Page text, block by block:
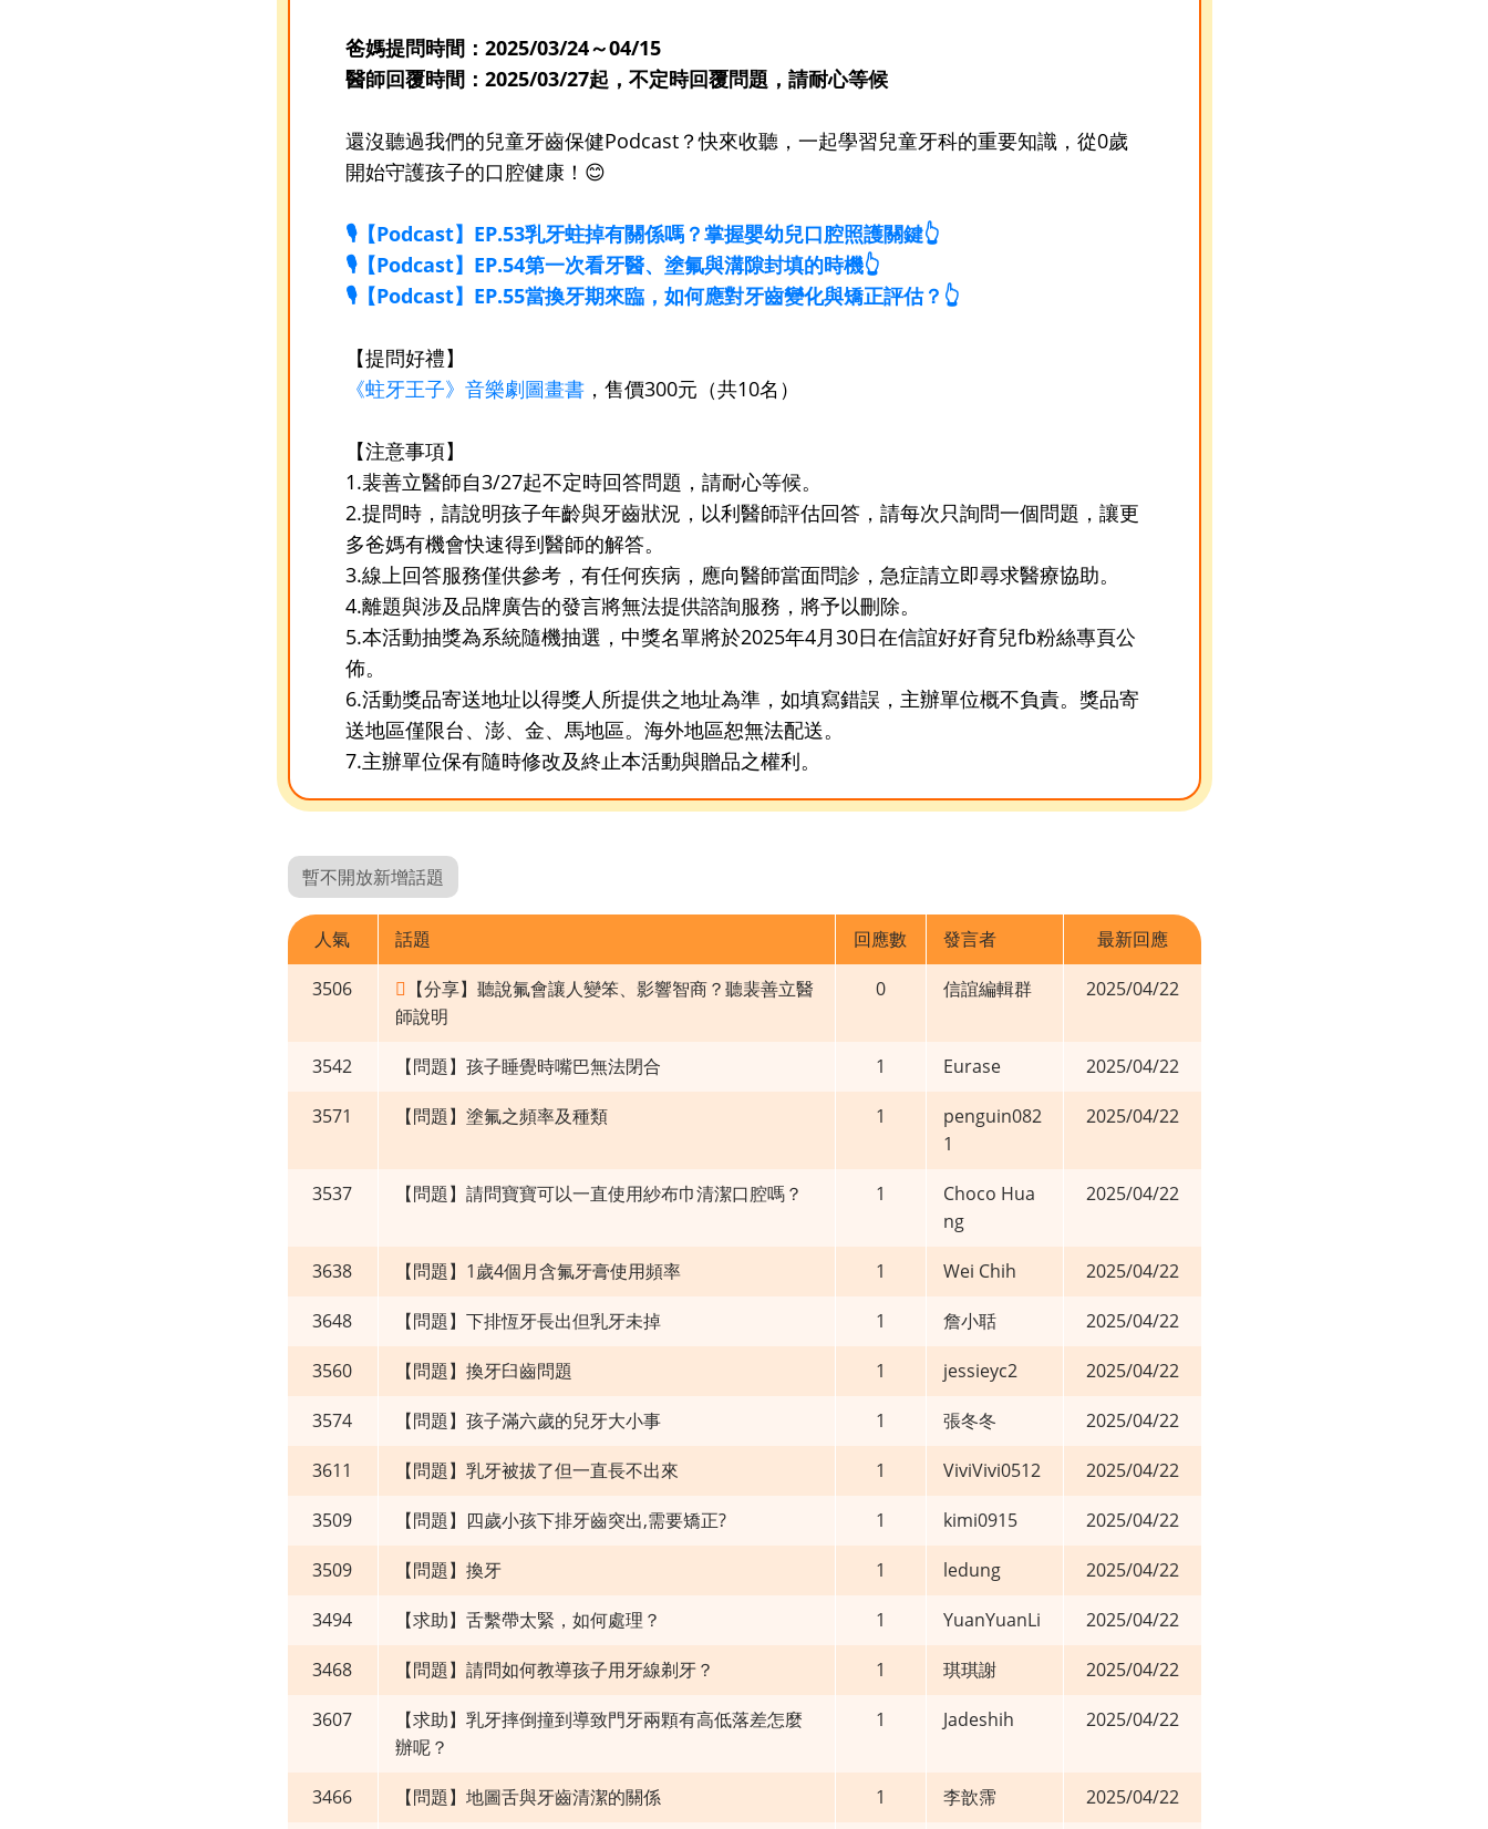
爸媽提問時間：2025/03/24～04/15
醫師回覆時間：2025/03/27起，不定時回覆問題，請耐心等候
還沒聽過我們的兒童牙齒保健Podcast？快來收聽，一起學習兒童牙科的重要知識，從0歲
開始守護孩子的口腔健康！😊
🎙️【Podcast】EP.53乳牙蛀掉有關係嗎？掌握嬰幼兒口腔照護關鍵👆
🎙️【Podcast】EP.54第一次看牙醫、塗氟與溝隙封填的時機👆
🎙️【Podcast】EP.55當換牙期來臨，如何應對牙齒變化與矯正評估？ 👆
【提問好禮】
《蛀牙王子》音樂劇圖畫書，售價300元（共10名）
【注意事項】
1.裴善立醫師自3/27起不定時回答問題，請耐心等候。
2.提問時，請說明孩子年齡與牙齒狀況，以利醫師評估回答，請每次只詢問一個問題，讓更
多爸媽有機會快速得到醫師的解答。
3.線上回答服務僅供參考，有任何疾病，應向醫師當面問診，急症請立即尋求醫療協助。
4.離題與涉及品牌廣告的發言將無法提供諮詢服務，將予以刪除。
5.本活動抽獎為系統隨機抽選，中獎名單將於2025年4月30日在信誼好好育兒fb粉絲專頁公
佈。
6.活動獎品寄送地址以得獎人所提供之地址為準，如填寫錯誤，主辦單位概不負責。獎品寄
送地區僅限台、澎、金、馬地區。海外地區恕無法配送。
7.主辦單位保有隨時修改及終止本活動與贈品之權利。
暫不開放新增話題
人氣 話題 回應數 發言者 最新回應
3506
【分享】聽說氟會讓人變笨、影響智商？聽裴善立醫
師說明
0 信誼編輯群 2025/04/22
3542 【問題】孩子睡覺時嘴巴無法閉合 1 Eurase 2025/04/22
3571 【問題】塗氟之頻率及種類 1
penguin082
1
2025/04/22
3537 【問題】請問寶寶可以一直使用紗布巾清潔口腔嗎？ 1
Choco Hua
ng
2025/04/22
3638 【問題】1歲4個月含氟牙膏使用頻率 1 Wei Chih 2025/04/22
3648 【問題】下排恆牙長出但乳牙未掉 1 詹小聒 2025/04/22
3560 【問題】換牙臼齒問題 1 jessieyc2 2025/04/22
3574 【問題】孩子滿六歲的兒牙大小事 1 張冬冬 2025/04/22
3611 【問題】乳牙被拔了但一直長不出來 1 ViviVivi0512 2025/04/22
3509 【問題】四歲小孩下排牙齒突出,需要矯正? 1 kimi0915 2025/04/22
3509 【問題】換牙 1 ledung 2025/04/22
3494 【求助】舌繫帶太緊，如何處理？ 1 YuanYuanLi 2025/04/22
3468 【問題】請問如何教導孩子用牙線剃牙？ 1 琪琪謝 2025/04/22
3607
【求助】乳牙摔倒撞到導致門牙兩顆有高低落差怎麼
辦呢？
1 Jadeshih 2025/04/22
3466 【問題】地圖舌與牙齒清潔的關係 1 李歆霈 2025/04/22